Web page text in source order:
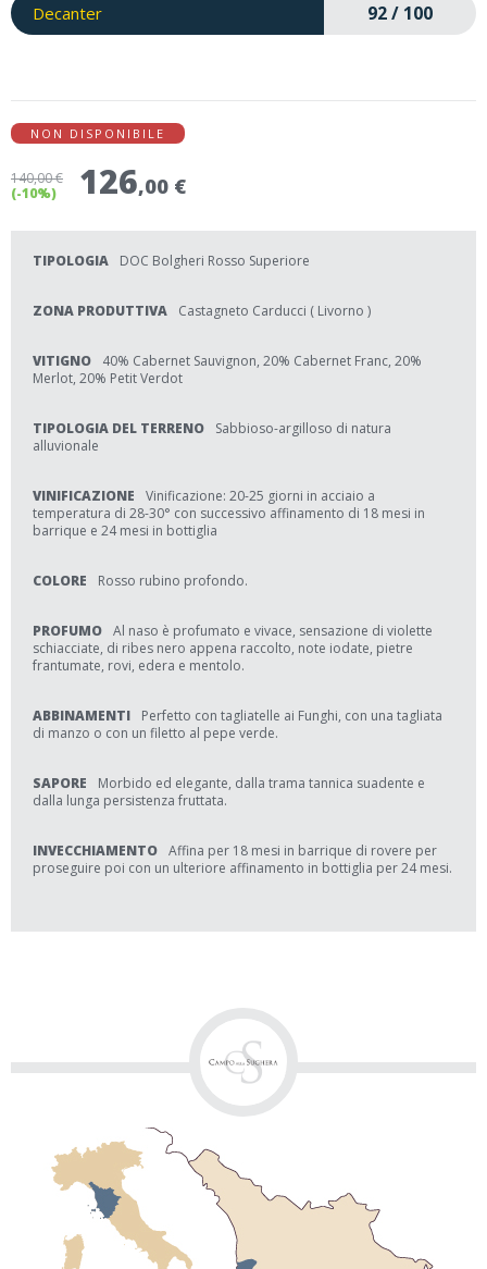
Decanter 92 / 100
NON DISPONIBILE
140,00 €
(-10%)
126,00 €
TIPOLOGIA DOC Bolgheri Rosso Superiore
ZONA PRODUTTIVA Castagneto Carducci ( Livorno )
VITIGNO
40% Cabernet Sauvignon, 20% Cabernet Franc, 20%
Merlot, 20% Petit Verdot
TIPOLOGIA DEL TERRENO
Sabbioso-argilloso di natura
alluvionale
VINIFICAZIONE
Vinificazione: 20-25 giorni in acciaio a
temperatura di 28-30° con successivo affinamento di 18 mesi in
barrique e 24 mesi in bottiglia
COLORE Rosso rubino profondo.
PROFUMO Al naso è profumato e vivace, sensazione di violette
schiacciate, di ribes nero appena raccolto, note iodate, pietre
frantumate, rovi, edera e mentolo.
ABBINAMENTI
Perfetto con tagliatelle ai Funghi, con una tagliata
di manzo o con un filetto al pepe verde.
SAPORE
Morbido ed elegante, dalla trama tannica suadente e
dalla lunga persistenza fruttata.
INVECCHIAMENTO Affina per 18 mesi in barrique di rovere per
proseguire poi con un ulteriore affinamento in bottiglia per 24 mesi.